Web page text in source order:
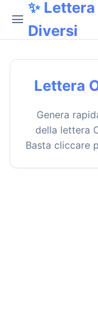
menu
✨
Diversi
Lettera
Genera
della lettera
Basta cliccare